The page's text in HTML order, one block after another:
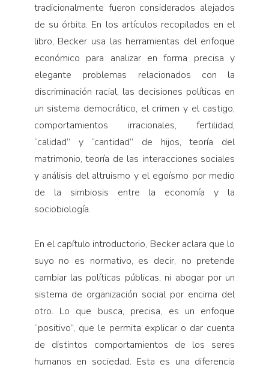
tradicionalmente fueron considerados alejados
de su órbita. En los artículos recopilados en el
libro, Becker usa las herramientas del enfoque
económico para analizar en forma precisa y
elegante problemas relacionados con la
discriminación racial, las decisiones políticas en
un sistema democrático, el crimen y el castigo,
comportamientos irracionales, fertilidad,
“calidad” y “cantidad” de hijos, teoría del
matrimonio, teoría de las interacciones sociales
y análisis del altruismo y el egoísmo por medio
de la simbiosis entre la economía y la
sociobiología.
En el capítulo introductorio, Becker aclara que lo
suyo no es normativo, es decir, no pretende
cambiar las políticas públicas, ni abogar por un
sistema de organización social por encima del
otro. Lo que busca, precisa, es un enfoque
“positivo”, que le permita explicar o dar cuenta
de distintos comportamientos de los seres
humanos en sociedad. Esta es una diferencia